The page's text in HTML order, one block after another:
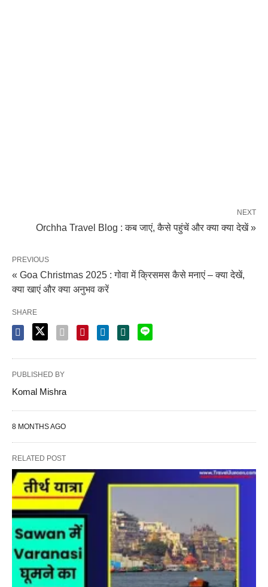
NEXT
Orchha Travel Blog : कब जाएं, कैसे पहुंचें और क्या क्या देखें »
PREVIOUS
« Goa Christmas 2025 : गोवा में क्रिसमस कैसे मनाएं – क्या देखें,
क्या खाएं और क्या अनुभव करें
SHARE
PUBLISHED BY
Komal Mishra
8 MONTHS AGO
RELATED POST